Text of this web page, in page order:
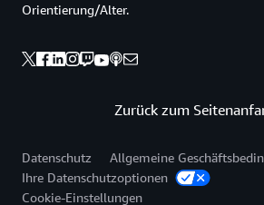
Zurück zum
Orientierung/Alter.
Datenschutz
Allgemeine
Ihre Datenschutzoptionen
Cookie-Einstellungen